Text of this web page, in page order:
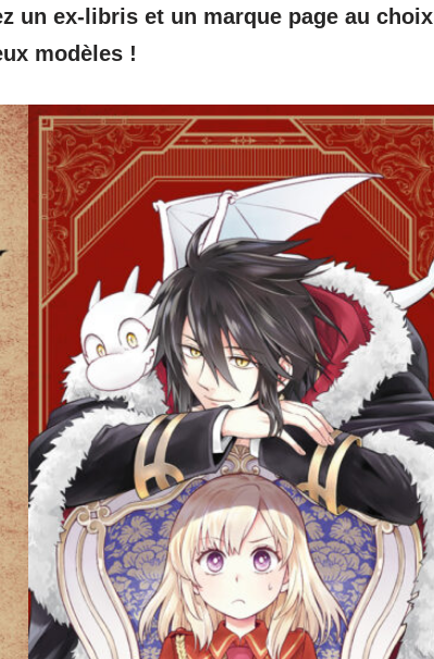
un ex-libris et un marque page au choix
modèles !